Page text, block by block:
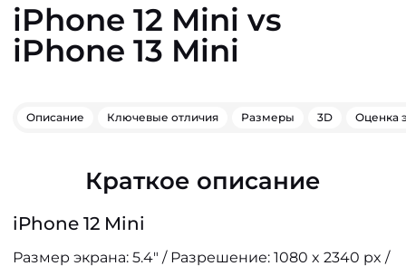
iPhone 12 Mini vs
iPhone 13 Mini
Описание Ключевые отличия Размеры 3D Оценка
Краткое описание
iPhone 12 Mini
Размер экрана: 5.4" / Разрешение: 1080 x 2340 px /